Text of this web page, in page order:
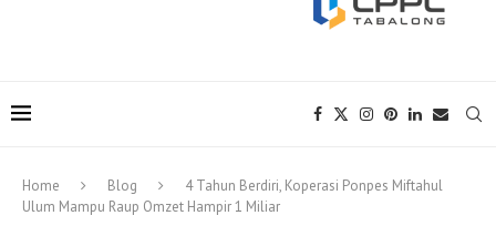
Home Blog
4 Tahun Berdiri, Koperasi Ponpes Miftahul
Ulum Mampu Raup Omzet Hampir 1 Miliar